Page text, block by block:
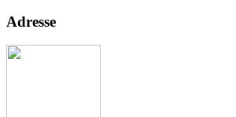
Adresse